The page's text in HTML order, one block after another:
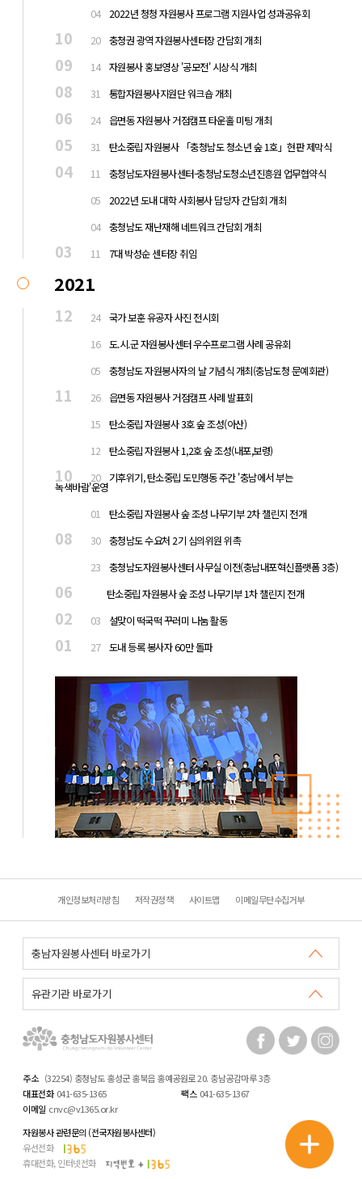
04 2022년 청청 자원봉사 프로그램 지원사업 성과공유회
10 20 충청권 광역 자원봉사센터장 간담회 개최
09 14 자원봉사 홍보영상 '공모전' 시상식 개최
08 31 통합자원봉사지원단 워크숍 개최
06 24 읍면동 자원봉사 거점캠프 타운홀 미팅 개최
05 31 탄소중립 자원봉사 「충청남도 청소년 숲 1호」현판 제막식
04 11 충청남도자원봉사센터-충청남도청소년진흥원 업무협약식
05 2022년 도내 대학 사회봉사 담당자 간담회 개최
04 충청남도 재난재해 네트워크 간담회 개최
03 11 7대 박성순 센터장 취임
2021
12 24 국가 보훈 유공자 사진 전시회
16 도.시.군 자원봉사센터 우수프로그램 사례 공유회
05 충청남도 자원봉사자의 날 기념식 개최(충남도청 문예회관)
11 26 읍면동 자원봉사 거점캠프 사례 발표회
15 탄소중립 자원봉사 3호 숲 조성(아산)
12 탄소중립 자원봉사 1,2호 숲 조성(내포,보령)
10 20 기후위기, 탄소중립 도민행동 주간 '충남에서 부는
녹색바람'운영
01 탄소중립 자원봉사 숲 조성 나무기부 2차 챌린지 전개
08 30 충청남도 수요처 2기 심의위원 위촉
23 충청남도자원봉사센터 사무실 이전(충남내포혁신플랫폼 3층)
06 탄소중립 자원봉사 숲 조성 나무기부 1차 챌린지 전개
02 03 설맞이 떡국떡 꾸러미 나눔 활동
01 27 도내 등록 봉사자 60만 돌파
개인정보처리방침 저작권정책 사이트맵 이메일무단수집거부
주소 (32254) 충청남도 홍성군 홍북읍 홍예공원로 20. 충남공감마루 3층
대표전화 041-635-1365 팩스 041-635-1367
이메일 cnvc@v1365.or.kr
자원봉사 관련문의 (전국자원봉사센터)
유선전화
휴대전화, 인터넷전화